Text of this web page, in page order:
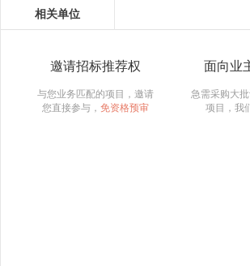
相关单位
邀请招标推荐权
与您业务匹配的项目，邀请
您直接参与， 免资格预审
面向业
急需采购大
项目，我